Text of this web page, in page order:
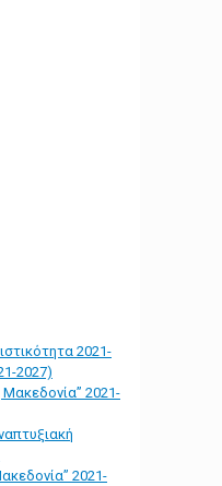
2021-
2027)
2021-
2021-